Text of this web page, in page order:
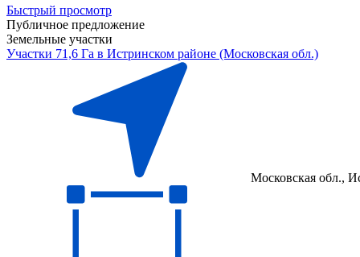
Быстрый просмотр
Публичное предложение
Земельные участки
Участки 71,6 Га в Истринском районе (Московская обл.)
Московская обл.,